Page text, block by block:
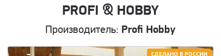
PROFI & HOBBY
Производитель: Profi Hobby
СДЕЛАНО В РОССИИ